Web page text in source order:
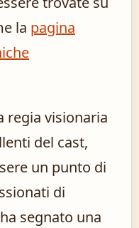
la pagina
regia visionaria
del cast,
un punto di
di
segnato una